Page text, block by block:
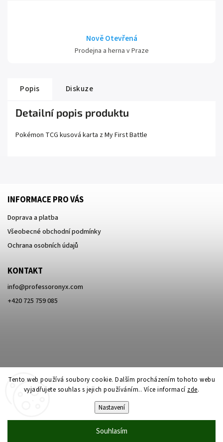
Tento web používá soubory cookie. Dalším procházením tohoto webu
vyjadřujete souhlas s jejich používáním.. Více informací zde.
Nastavení
Souhlasím
Nově Otevřená
Prodejna a herna v Praze
Popis Diskuze
Detailní popis produktu
Pokémon TCG kusová karta zMy First Battle
INFORMACE PRO VÁS
Doprava a platba
Všeobecné obchodní podmínky
Ochrana osobních údajů
KONTAKT
info@professoronyx.com
+420 725 759 085
Professor Onyx. Všechna práva vyhrazena.